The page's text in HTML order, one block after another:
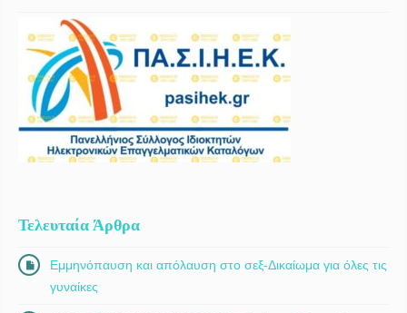
Τελευταία Άρθρα
Εμμηνόπαυση και απόλαυση στο σεξ-Δικαίωμα για όλες τις
γυναίκες